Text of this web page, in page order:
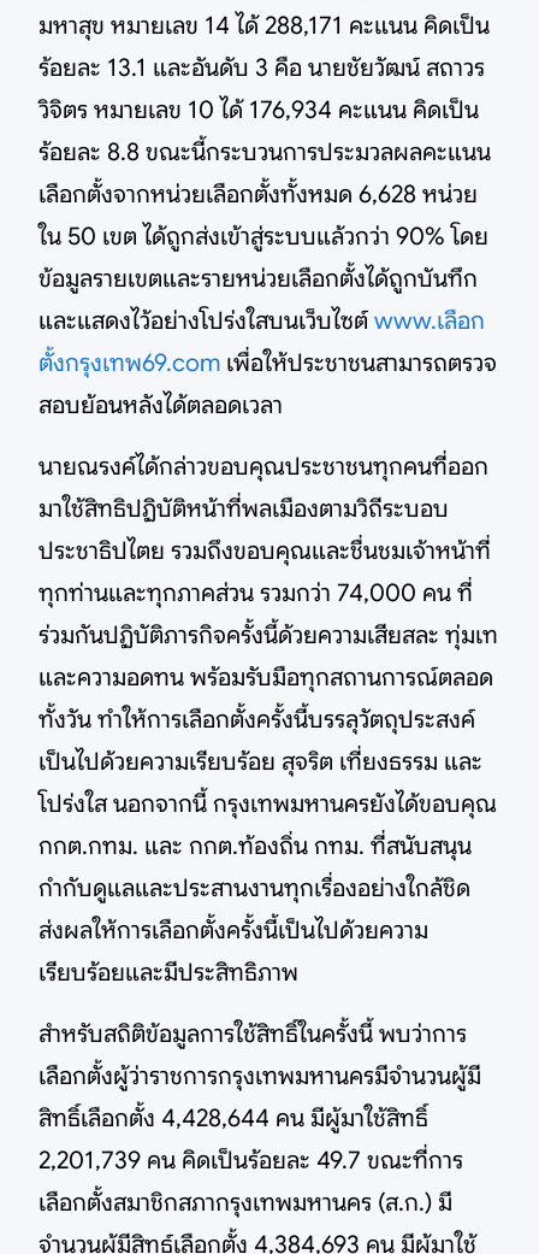
มหาสุข หมายเลข 14 ได้ 288,171 คะแนน คิดเป็น
ร้อยละ 13.1 และอันดับ 3 คือ นายชัยวัฒน์ สถาวร
วิจิตร หมายเลข 10 ได้ 176,934 คะแนน คิดเป็น
ร้อยละ 8.8 ขณะนี้กระบวนการประมวลผลคะแนน
เลือกตั้งจากหน่วยเลือกตั้งทั้งหมด 6,628 หน่วย
ใน 50 เขต ได้ถูกส่งเข้าสู่ระบบแล้วกว่า 90% โดย
ข้อมูลรายเขตและรายหน่วยเลือกตั้งได้ถูกบันทึก
และแสดงไว้อย่างโปร่งใสบนเว็บไซต์ www.เลือก
ตั้งกรุงเทพ69.com เพื่อให้ประชาชนสามารถตรวจ
สอบย้อนหลังได้ตลอดเวลา
นายณรงค์ได้กล่าวขอบคุณประชาชนทุกคนที่ออก
มาใช้สิทธิปฏิบัติหน้าที่พลเมืองตามวิถีระบอบ
ประชาธิปไตย รวมถึงขอบคุณและชื่นชมเจ้าหน้าที่
ทุกท่านและทุกภาคส่วน รวมกว่า 74,000 คน ที่
ร่วมกันปฏิบัติภารกิจครั้งนี้ด้วยความเสียสละ ทุ่มเท
และความอดทน พร้อมรับมือทุกสถานการณ์ตลอด
ทั้งวัน ทำให้การเลือกตั้งครั้งนี้บรรลุวัตถุประสงค์
เป็นไปด้วยความเรียบร้อย สุจริต เที่ยงธรรม และ
โปร่งใส นอกจากนี้ กรุงเทพมหานครยังได้ขอบคุณ
กกต.กทม. และ กกต.ท้องถิ่น กทม. ที่สนับสนุน
กำกับดูแลและประสานงานทุกเรื่องอย่างใกล้ชิด
ส่งผลให้การเลือกตั้งครั้งนี้เป็นไปด้วยความ
เรียบร้อยและมีประสิทธิภาพ
สำหรับสถิติข้อมูลการใช้สิทธิ์ในครั้งนี้ พบว่าการ
เลือกตั้งผู้ว่าราชการกรุงเทพมหานครมีจำนวนผู้มี
สิทธิ์เลือกตั้ง 4,428,644 คน มีผู้มาใช้สิทธิ์
2,201,739 คน คิดเป็นร้อยละ 49.7 ขณะที่การ
เลือกตั้งสมาชิกสภากรุงเทพมหานคร (ส.ก.) มี
จำนวนผู้มีสิทธ์เลือกตั้ง 4,384,693 คน มีผู้มาใช้